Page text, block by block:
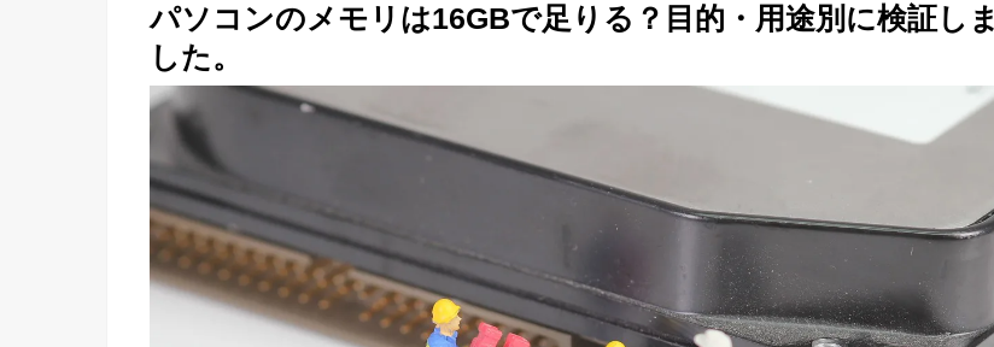
パソコンのメモリは16GBで足りる？目的・用途別に検証しま
した。